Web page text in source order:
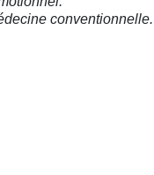
conventionnelle.